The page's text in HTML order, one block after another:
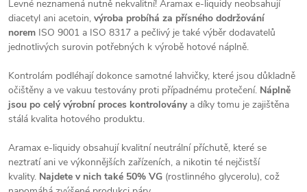
Levné neznamená nutně nekvalitní! Aramax e-liquidy neobsahují
diacetyl ani acetoin, výroba probíhá za přísného dodržování
norem ISO 9001 a ISO 8317 a pečlivý je také výběr dodavatelů
jednotlivých surovin potřebných k výrobě hotové náplně.
Kontrolám podléhají dokonce samotné lahvičky, které jsou důkladně
očištěny a ve vakuu testovány proti případnému protečení. Náplně
jsou po celý výrobní proces kontroloványa díky tomu je zajištěna
stálá kvalita hotového produktu.
Aramax e-liquidy obsahují kvalitní neutrální příchutě, které se
neztratí ani ve výkonnějších zařízeních, a nikotin té nejčistší
kvality. Najdete v nich také 50% VG (rostlinného glycerolu), což